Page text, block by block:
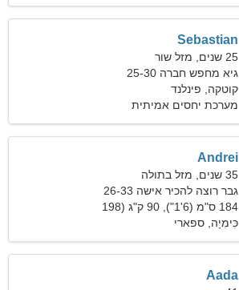
Sebastian
25 שנים, מזל שור
גיא מחפש חברה 25-30
קוטקה, פינלנד
מערכת יחסים אמיתית
Andrei
35 שנים, מזל בתולה
גבר רוצה להכיר אישה 26-33
184 ס"מ (6'1"), 90 ק"ג (198
פאונד)
כִּימִיָה, ספארי
Aada